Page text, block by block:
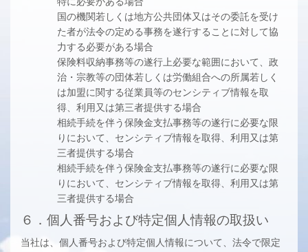
国の機関若しくは地方公共団体又はその委託を受け
た者が法令の定める事務を遂行することに対して協
力する必要がある場合
保険料収納事務等の遂行上必要な範囲において、政
治・宗教等の団体若しくは労働組合への所属若しく
は加盟に関する従業員等のセンシティブ情報を取
得、利用又は第三者提供する場合
相続手続を伴う保険金支払事務等の遂行に必要な限
りにおいて、センシティブ情報を取得、利用又は第
三者提供する場合
相続手続を伴う保険金支払事務等の遂行に必要な限
りにおいて、センシティブ情報を取得、利用又は第
三者提供する場合
６．個人番号および特定個人情報の取扱い
当社は、個人番号および特定個人情報について、法令で限定